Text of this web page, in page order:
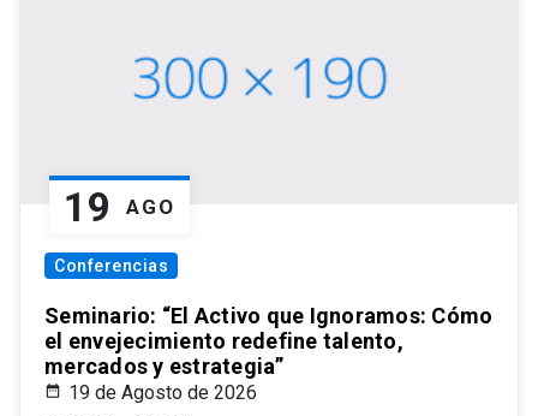
19 AGO
Conferencias
Seminario: “El Activo que Ignoramos: Cómo
el envejecimiento redefine talento,
mercados y estrategia”
19 de Agosto de 2026